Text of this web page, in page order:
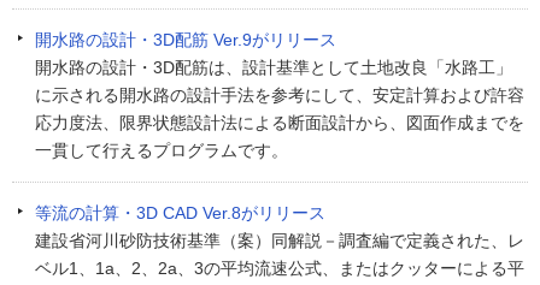
開水路の設計・3D配筋 Ver.9がリリース
開水路の設計・3D配筋は、設計基準として土地改良「水路工」
に示される開水路の設計手法を参考にして、安定計算および許容
応力度法、限界状態設計法による断面設計から、図面作成までを
一貫して行えるプログラムです。
等流の計算・3D CAD Ver.8がリリース
建設省河川砂防技術基準（案）同解説－調査編で定義された、レ
ベル1、1a、2、2a、3の平均流速公式、またはクッターによる平